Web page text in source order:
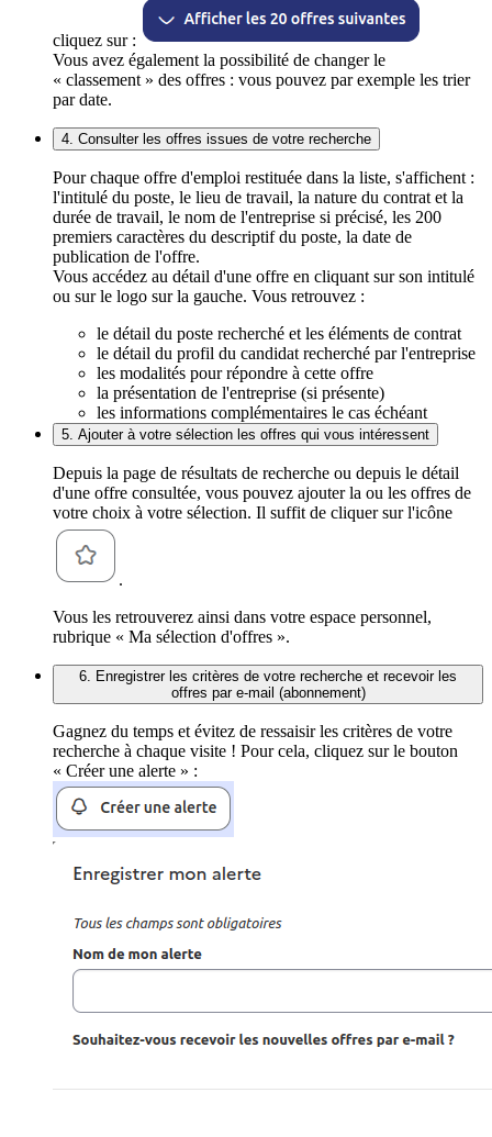
cliquez sur :
Vous avez également la possibilité de changer le
« classement » des offres : vous pouvez par exemple les trier
par date.
4. Consulter les offres issues de votre recherche
Pour chaque offre d'emploi restituée dans la liste, s'affichent :
l'intitulé du poste, le lieu de travail, la nature du contrat et la
durée de travail, le nom de l'entreprise si précisé, les 200
premiers caractères du descriptif du poste, la date de
publication de l'offre.
Vous accédez au détail d'une offre en cliquant sur son intitulé
ou sur le logo sur la gauche. Vous retrouvez :
le détail du poste recherché et les éléments de contrat
le détail du profil du candidat recherché par l'entreprise
les modalités pour répondre à cette offre
la présentation de l'entreprise (si présente)
les informations complémentaires le cas échéant
5. Ajouter à votre sélection les offres qui vous intéressent
Depuis la page de résultats de recherche ou depuis le détail
d'une offre consultée, vous pouvez ajouter la ou les offres de
votre choix à votre sélection. Il suffit de cliquer sur l'icône
.
Vous les retrouverez ainsi dans votre espace personnel,
rubrique « Ma sélection d'offres ».
6. Enregistrer les critères de votre recherche et recevoir les
offres par e-mail (abonnement)
Gagnez du temps et évitez de ressaisir les critères de votre
recherche à chaque visite ! Pour cela, cliquez sur le bouton
« Créer une alerte » :